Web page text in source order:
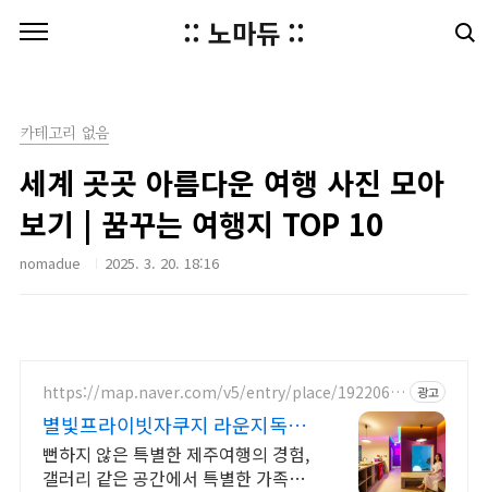
:: 노마듀 ::
카테고리 없음
세계 곳곳 아름다운 여행 사진 모아
보기 | 꿈꾸는 여행지 TOP 10
nomadue 2025. 3. 20. 18:16
https://map.naver.com/v5/entry/place/1922063
광고
별빛프라이빗자쿠지 라운지독채
사진보다 더좋아요. 찐 리뷰
뻔하지 않은 특별한 제주여행의 경험,
갤러리 같은 공간에서 특별한 가족과